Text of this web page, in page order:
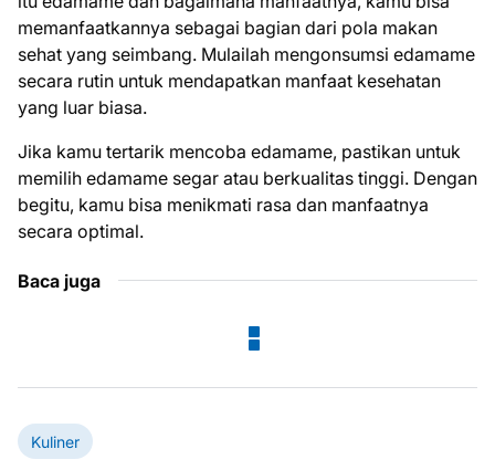
memanfaatkannya sebagai bagian dari pola makan
sehat yang seimbang. Mulailah mengonsumsi edamame
secara rutin untuk mendapatkan manfaat kesehatan
yang luar biasa.
Jika kamu tertarik mencoba edamame, pastikan untuk
memilih edamame segar atau berkualitas tinggi. Dengan
begitu, kamu bisa menikmati rasa dan manfaatnya
secara optimal.
Baca juga
Kuliner